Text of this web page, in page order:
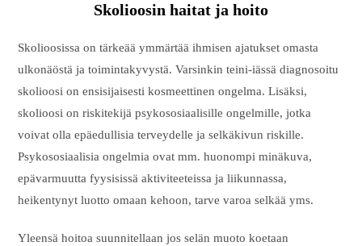
Skolioosin haitat ja hoito
Skolioosissa on tärkeää ymmärtää ihmisen ajatukset omasta
ulkonäöstä ja toimintakyvystä. Varsinkin teini-iässä diagnosoitu
skolioosi on ensisijaisesti kosmeettinen ongelma. Lisäksi,
skolioosi on riskitekijä psykososiaalisille ongelmille, jotka
voivat olla epäedullisia terveydelle ja selkäkivun riskille.
Psykososiaalisia ongelmia ovat mm. huonompi minäkuva,
epävarmuutta fyysisissä aktiviteeteissa ja liikunnassa,
heikentynyt luotto omaan kehoon, tarve varoa selkää yms.
Yleensä hoitoa suunnitellaan jos selän muoto koetaan